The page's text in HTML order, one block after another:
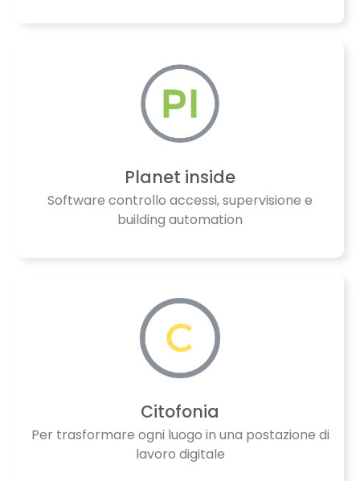
Planet inside
Software controllo accessi, supervisione e
building automation
Citofonia
Per trasformare ogni luogo in una postazione di
lavoro digitale